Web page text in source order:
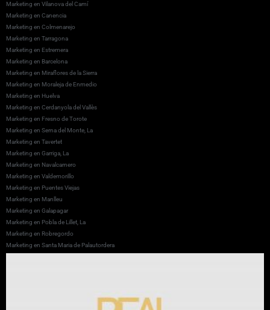
Marketing en Vilanova del Camí
Marketing en Canencia
Marketing en Colmenarejo
Marketing en Tarragona
Marketing en Estremera
Marketing en Barcelona
Marketing en Miraflores de la Sierra
Marketing en Moraleja de Enmedio
Marketing en Huelva
Marketing en Cerdanyola del Vallès
Marketing en Fresno de Torote
Marketing en Serna del Monte, La
Marketing en Tavertet
Marketing en Garriga, La
Marketing en Navalcarnero
Marketing en Valdemorillo
Marketing en Puentes Viejas
Marketing en Manlleu
Marketing en Galapagar
Marketing en Pobla de Lillet, La
Marketing en Robregordo
Marketing en Santa Maria de Palautordera